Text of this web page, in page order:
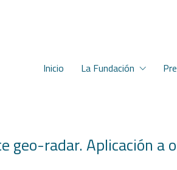
Inicio La Fundación
geo-radar. Aplicación a